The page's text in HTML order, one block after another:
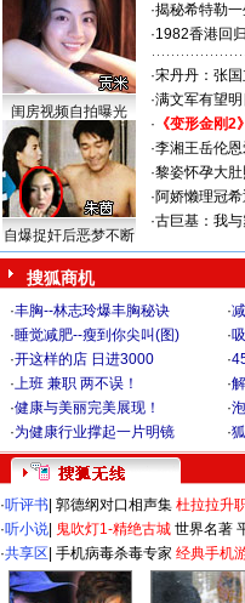
闺房视频自拍曝光
自爆捉奸后恶梦不断
·揭秘希特勒
·1982香港回
·宋丹丹：张
·满文军有望
· 《变形金刚2
·李湘王岳伦
·黎姿怀孕大
·阿娇懒理冠
·古巨基：我
搜狐商机
·丰胸--林志玲爆丰胸秘诀 ·
·睡觉减肥--瘦到你尖叫(图) ·
·开这样的店 日进3000 ·
·上班 兼职 两不误！ ·
·健康与美丽完美展现！ ·
·为健康行业撑起一片明镜 ·
·听评书 郭德纲对口相声集 杜拉拉升
·听小说 鬼吹灯1-精绝古城 世界名著
·共享区 手机病毒杀毒专家 经典手机